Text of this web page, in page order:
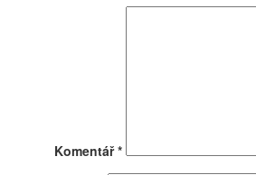
Komentář*